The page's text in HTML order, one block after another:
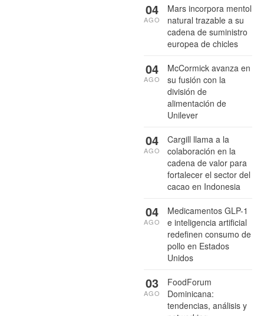
Mars incorpora mentol
natural trazable a su
cadena de suministro
europea de chicles
04
AGO
McCormick avanza en
su fusión con la
división de
alimentación de
Unilever
04
AGO
Cargill llama a la
colaboración en la
cadena de valor para
fortalecer el sector del
cacao en Indonesia
04
AGO
Medicamentos GLP-1
e inteligencia artificial
redefinen consumo de
pollo en Estados
Unidos
04
AGO
FoodForum
Dominicana:
tendencias, análisis y
03
AGO